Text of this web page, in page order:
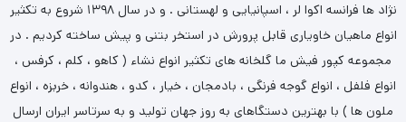
نژاد ها فرانسه اکوا لر ، اسپانیایی و لهستانی . و در سال ۱۳۹۸ شروع به تکثیر
انواع ماهیان خاویاری قابل پرورش در استخر بتنی و پیش ساخته کردیم . در
مجموعه کپور فیش ما گلخانه های تکثیر انواع نشاء ( کاهو ، کلم ، کرفس ،
انواع فلفل ، انواع گوجه فرنگی ، بادمجان ، خیار ، کدو ، هندوانه ، خربزه ، انواع
ملون ها ) با بهترین دستگاهای به روز جهان تولید و به سرتاسر ایران ارسال